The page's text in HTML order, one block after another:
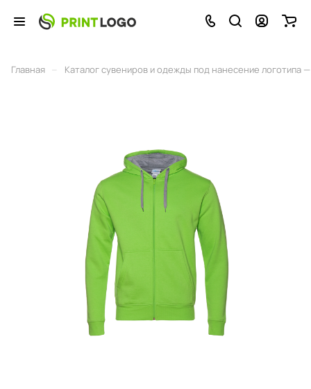
Главная Каталог сувениров и одежды под нанесение логотипа